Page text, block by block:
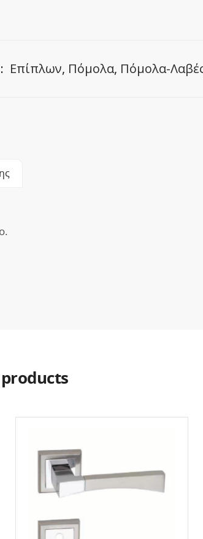
Επίπλων, Πόμολα, Πόμολα-